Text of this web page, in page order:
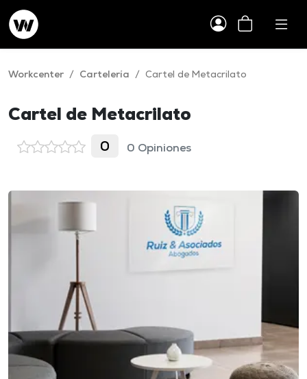
Workcenter / Cartelería / Cartel de Metacrilato
Cartel de Metacrilato
0 0 Opiniones